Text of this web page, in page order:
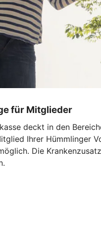
für Mitglieder
deckt in den
Ihrer Hümmlinger
Die